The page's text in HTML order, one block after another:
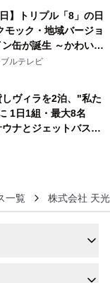
】トリプル「8」の日
モック・地域バージョ
缶が誕生 ～かわいい
田の四季と名所を巡
月1日(火)秋田県内で
ルテレビ
ヴィラを2泊、"私た
1日1組・最大8名
ナとジェットバス付
AWAJIの連泊
一覧 株式会社 天